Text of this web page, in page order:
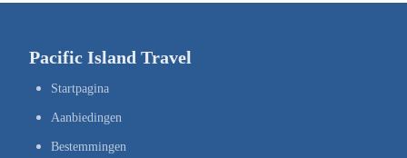
Pacific Island Travel
Startpagina
Aanbiedingen
Bestemmingen